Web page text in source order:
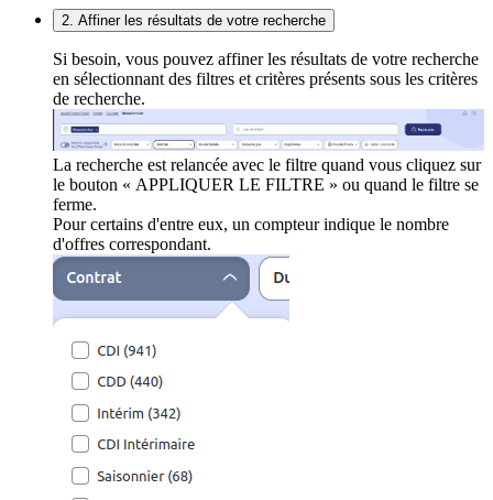
2. Affiner les résultats de votre recherche
Si besoin, vous pouvez affiner les résultats de votre recherche
en sélectionnant des filtres et critères présents sous les critères
de recherche.
La recherche est relancée avec le filtre quand vous cliquez sur
le bouton « APPLIQUER LE FILTRE » ou quand le filtre se
ferme.
Pour certains d'entre eux, un compteur indique le nombre
d'offres correspondant.